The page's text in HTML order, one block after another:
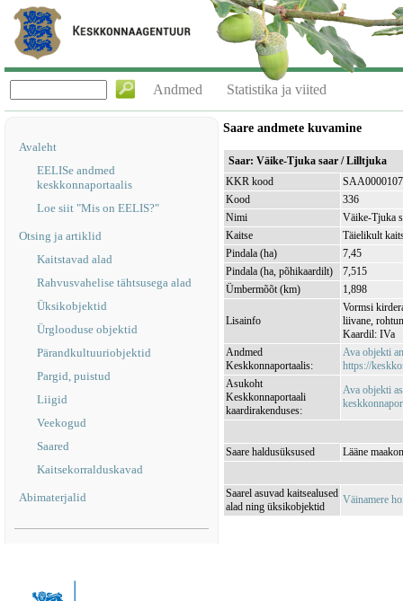
Andmed Statistika ja viited
Avaleht
EELISe andmed
keskkonnaportaalis
Loe siit "Mis on EELIS?"
Otsing ja artiklid
Kaitstavad alad
Rahvusvahelise tähtsusega alad
Üksikobjektid
Ürglooduse objektid
Pärandkultuuriobjektid
Pargid, puistud
Liigid
Veekogud
Saared
Kaitsekorralduskavad
Abimaterjalid
Saare andmete kuvamine
Saar: Väike-Tjuka saar / Lilltjuka
KKR kood
SAA0000107
Kood
336
Nimi
Väike-Tjuka
Kaitse
Täielikult
Pindala (ha)
7,45
Pindala (ha, põhikaardilt)
7,515
Ümbermõõt (km)
1,898
Lisainfo
Vormsi
liivane,
Kaardil: IVa
Andmed
Keskkonnaportaalis:
Ava objekti
https://
Asukoht
Keskkonnaportaali
kaardirakenduses:
Ava objekti
Saare haldusüksused Lääne
Saarel asuvad kaitsealused
alad ning üksikobjektid
Väinamere